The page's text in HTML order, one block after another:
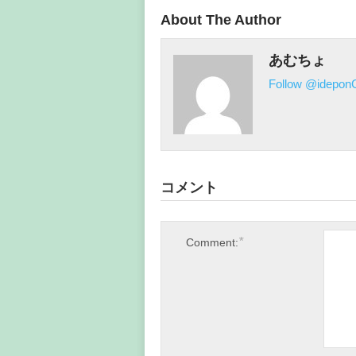
About The Author
あむちょ
Follow
コメント
Comment:*